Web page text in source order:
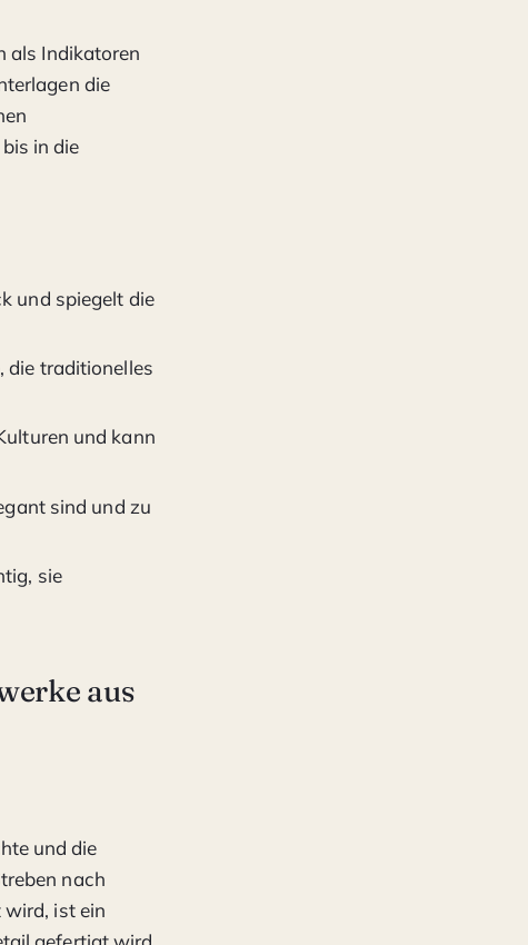
als Indikatoren
die
in die
und spiegelt die
die traditionelles
und kann
sind und zu
sie
aus
und die
nach
wird, ist ein